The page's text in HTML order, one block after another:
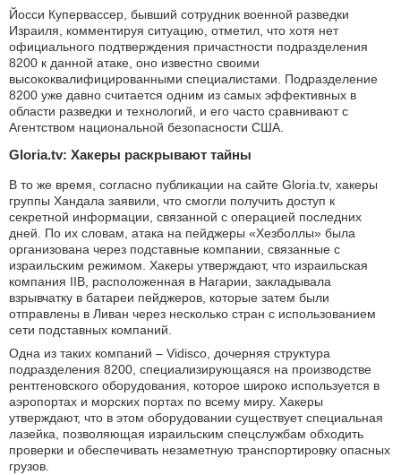
Йосси Купервассер, бывший сотрудник военной разведки
Израиля, комментируя ситуацию, отметил, что хотя нет
официального подтверждения причастности подразделения
8200 к данной атаке, оно известно своими
высококвалифицированными специалистами. Подразделение
8200 уже давно считается одним из самых эффективных в
области разведки и технологий, и его часто сравнивают с
Агентством национальной безопасности США.
Gloria.tv: Хакеры раскрывают тайны
В то же время, согласно публикации на сайте Gloria.tv, хакеры
группы Хандала заявили, что смогли получить доступ к
секретной информации, связанной с операцией последних
дней. По их словам, атака на пейджеры «Хезболлы» была
организована через подставные компании, связанные с
израильским режимом. Хакеры утверждают, что израильская
компания IIB, расположенная в Нагарии, закладывала
взрывчатку в батареи пейджеров, которые затем были
отправлены в Ливан через несколько стран с использованием
сети подставных компаний.
Одна из таких компаний – Vidisco, дочерняя структура
подразделения 8200, специализирующаяся на производстве
рентгеновского оборудования, которое широко используется в
аэропортах и морских портах по всему миру. Хакеры
утверждают, что в этом оборудовании существует специальная
лазейка, позволяющая израильским спецслужбам обходить
проверки и обеспечивать незаметную транспортировку опасных
грузов.